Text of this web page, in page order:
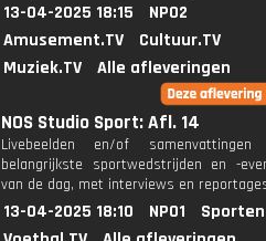
13-04-2025 18:15
NPO2
Amusement.TV
Cultuur.TV
Muziek.TV
Alle afleveringen
NOS Studio Sport: Afl. 14
Livebeelden en/of
belangrijkste sportwedstrijden en -
van de dag, met interviews en
13-04-2025 18:10 NPO1